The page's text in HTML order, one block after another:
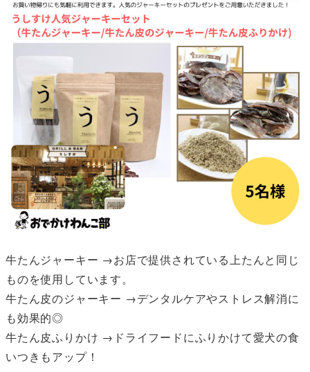
牛たんジャーキー →お店で提供されている上たんと同じ
ものを使用しています。
牛たん皮のジャーキー →デンタルケアやストレス解消に
も効果的◎
牛たん皮ふりかけ →ドライフードにふりかけて愛犬の食
いつきもアップ！